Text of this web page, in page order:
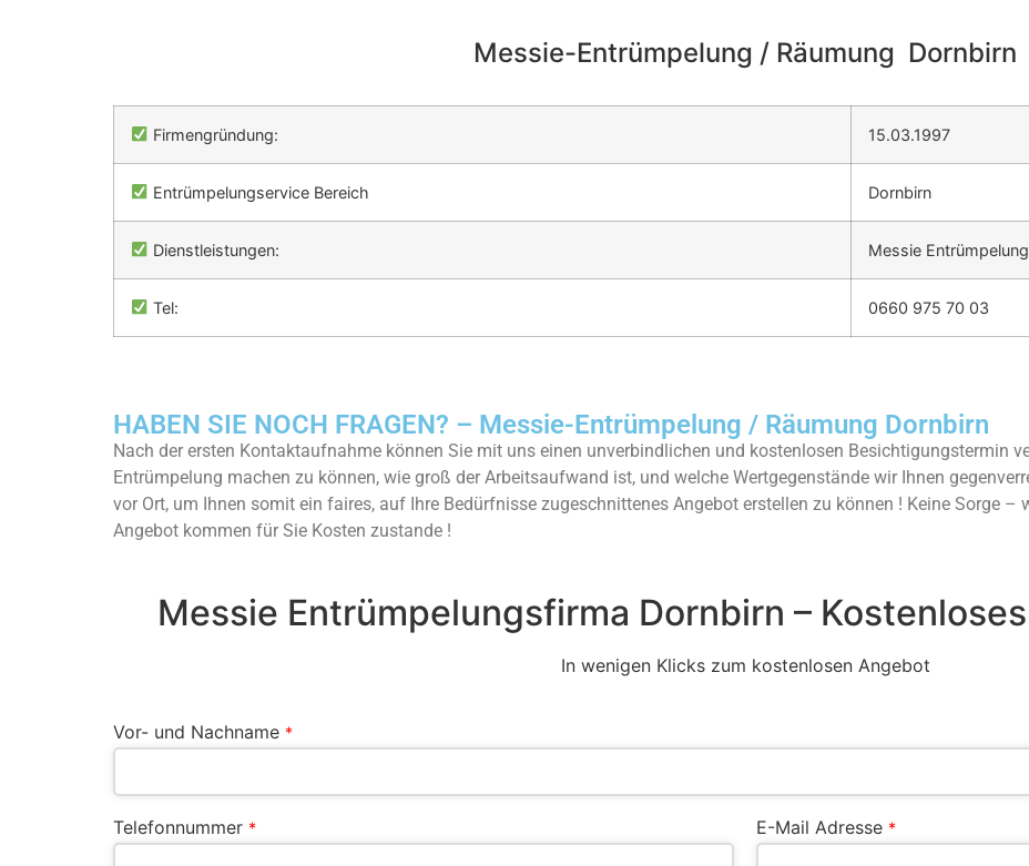
Messie-Entrümpelung / Räumung Dornbirn
Firmengründung: 15.03.1997
Entrümpelungservice Bereich Dornbirn
Dienstleistungen: Messie
Tel: 0660 975 70 03
HABEN SIE NOCH FRAGEN? – Messie-Entrümpelung / Räumung Dornbirn
Nach der ersten Kontaktaufnahme können Sie mit uns einen unverbindlichen und kostenlosen Besichtigungstermin
Entrümpelung machen zu können, wie groß der Arbeitsaufwand ist, und welche Wertgegenstände wir Ihnen
vor Ort, um Ihnen somit ein faires, auf Ihre Bedürfnisse zugeschnittenes Angebot erstellen zu können ! Keine Sorge
Angebot kommen für Sie Kosten zustande !
Messie Entrümpelungsfirma Dornbirn –
In wenigen Klicks zum kostenlosen Angebot
Vor- und Nachname *
Telefonnummer * E-Mail Adresse *